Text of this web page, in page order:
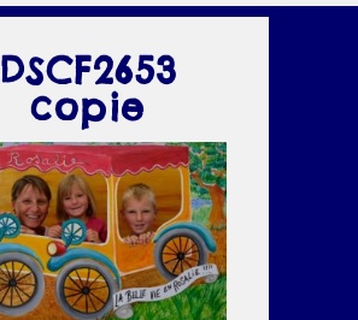
DSCF2653
copie